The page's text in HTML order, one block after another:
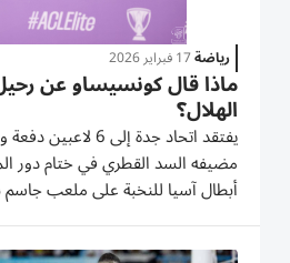
رياضة17 فبراير 2026
ماذا قال كونسيساو عن
الهلال؟
يفتقد اتحاد جدة إلى
مضيفه السد القطري في ختام دور
أبطال آسيا للنخبة على ملعب
التأهل إلى ثمن النهائي بانتظار